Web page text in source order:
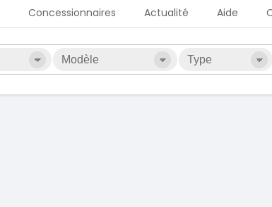
Concessionnaires Actualité Aide